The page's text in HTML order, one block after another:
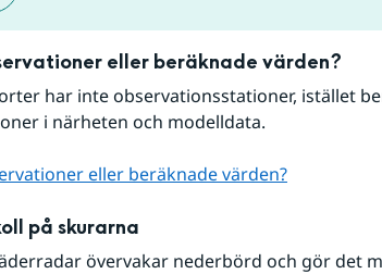
eller beräknade värden?
har inte observationsstationer, istället
i närheten och modelldata.
eller beräknade värden?
på skurarna
övervakar nederbörd och gör det